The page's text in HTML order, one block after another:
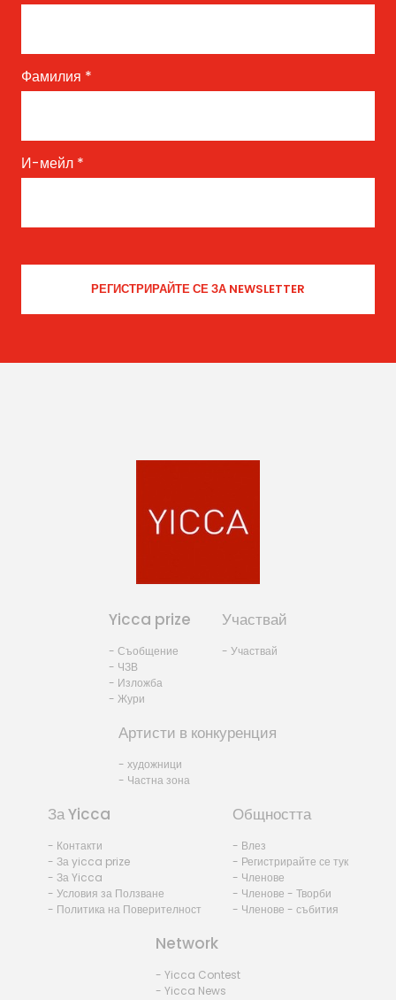
Фамилия *
И-мейл *
Yicca prize
- Съобщение
- ЧЗВ
- Изложба
- Жури
Участвай
- Участвай
Артисти в конкуренция
- художници
- Частна зона
За Yicca
- Контакти
- За yicca prize
- За Yicca
- Условия за Ползване
- Политика на Поверителност
Общността
- Влез
- Регистрирайте се тук
- Членове
- Членове - Творби
- Членове - събития
Network
- Yicca Contest
- Yicca News